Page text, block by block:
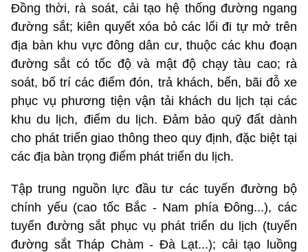
Đồng thời, rà soát, cải tạo hệ thống đường ngang
đường sắt; kiên quyết xóa bỏ các lối đi tự mở trên
địa bàn khu vực đông dân cư, thuộc các khu đoạn
đường sắt có tốc độ và mật độ chạy tàu cao; rà
soát, bố trí các điểm đón, trả khách, bến, bãi đỗ xe
phục vụ phương tiện vận tải khách du lịch tại các
khu du lịch, điểm du lịch. Đảm bảo quỹ đất dành
cho phát triển giao thông theo quy định, đặc biệt tại
các địa bàn trọng điểm phát triển du lịch.
Tập trung nguồn lực đầu tư các tuyến đường bộ
chính yếu (cao tốc Bắc - Nam phía Đông...), các
tuyến đường sắt phục vụ phát triển du lịch (tuyến
đường sắt Tháp Chàm - Đà Lạt...); cải tạo luồng